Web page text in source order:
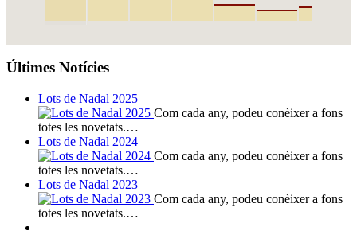
Últimes Notícies
Lots de Nadal 2025
Com cada any, podeu conèixer a fons
totes les novetats.…
Lots de Nadal 2024
Com cada any, podeu conèixer a fons
totes les novetats.…
Lots de Nadal 2023
Com cada any, podeu conèixer a fons
totes les novetats.…